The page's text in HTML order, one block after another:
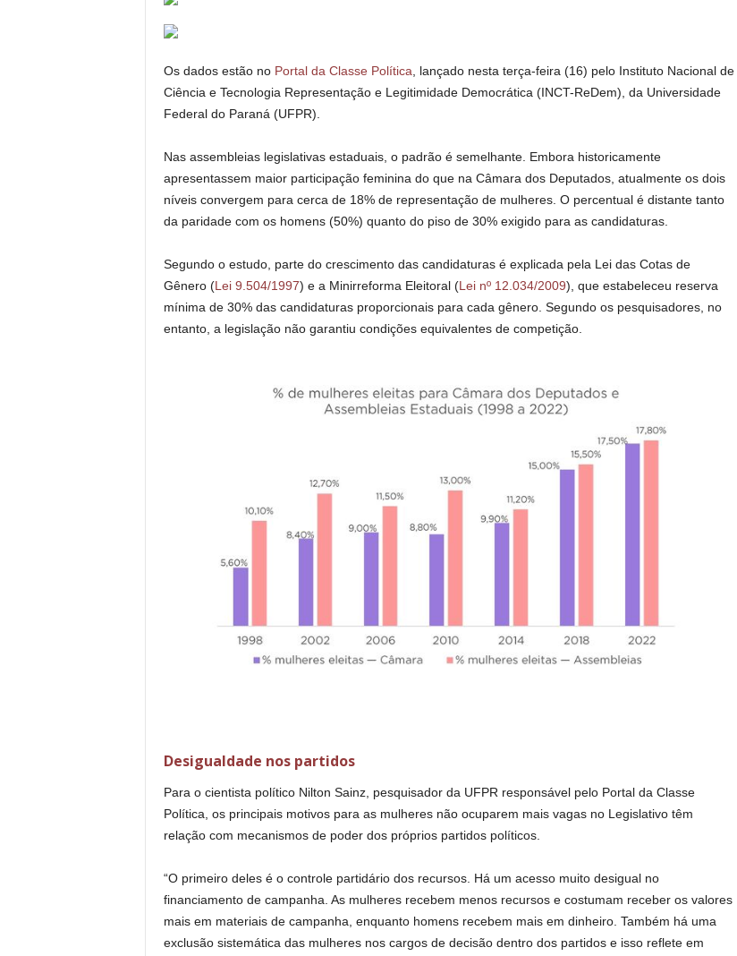
Os dados estão no Portal da Classe Política , lançado nesta terça-feira (16) pelo Instituto Nacional de
Ciência e Tecnologia Representação e Legitimidade Democrática (INCT-ReDem), da Universidade
Federal do Paraná (UFPR).
Nas assembleias legislativas estaduais, o padrão é semelhante. Embora historicamente
apresentassem maior participação feminina do que na Câmara dos Deputados, atualmente os dois
níveis convergem para cerca de 18% de representação de mulheres. O percentual é distante tanto
da paridade com os homens (50%) quanto do piso de 30% exigido para as candidaturas.
Segundo o estudo, parte do crescimento das candidaturas é explicada pela Lei das Cotas de
Gênero (Lei 9.504/1997) e a Minirreforma Eleitoral (Lei nº 12.034/2009), que estabeleceu reserva
mínima de 30% das candidaturas proporcionais para cada gênero. Segundo os pesquisadores, no
entanto, a legislação não garantiu condições equivalentes de competição.
Desigualdade nos partidos
Para o cientista político Nilton Sainz, pesquisador da UFPR responsável pelo Portal da Classe
Política, os principais motivos para as mulheres não ocuparem mais vagas no Legislativo têm
relação com mecanismos de poder dos próprios partidos políticos.
“O primeiro deles é o controle partidário dos recursos. Há um acesso muito desigual no
financiamento de campanha. As mulheres recebem menos recursos e costumam receber os valores
mais em materiais de campanha, enquanto homens recebem mais em dinheiro. Também há uma
exclusão sistemática das mulheres nos cargos de decisão dentro dos partidos e isso reflete em